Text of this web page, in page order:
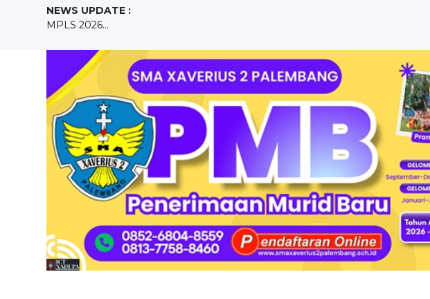
NEWS UPDATE :
Purna Tugas Ibu Veronica Endah Lestari dan Ibu Catarina Trir...
SISWA/I YANG LULUS SNBP,SNBT DAN POLTEKKES TAHUN 2026...
Kunjungan Edukatif SMA Xaverius 2 Palembang Ke Kantor Waliko...
Back to School...
Purna Tugas Ibu Mei Dilla Sari...
Selamat Hari Guru Nasional 2025...
REVOLUSI TEKNOLOGI ERA GEN Z DAN TANTANGAN FOMO (Fear of Mi...
Misa Koordinasi Pembukaan Tahun Ajaran Baru 2026/2027 SMA �...
MPLS 2026...